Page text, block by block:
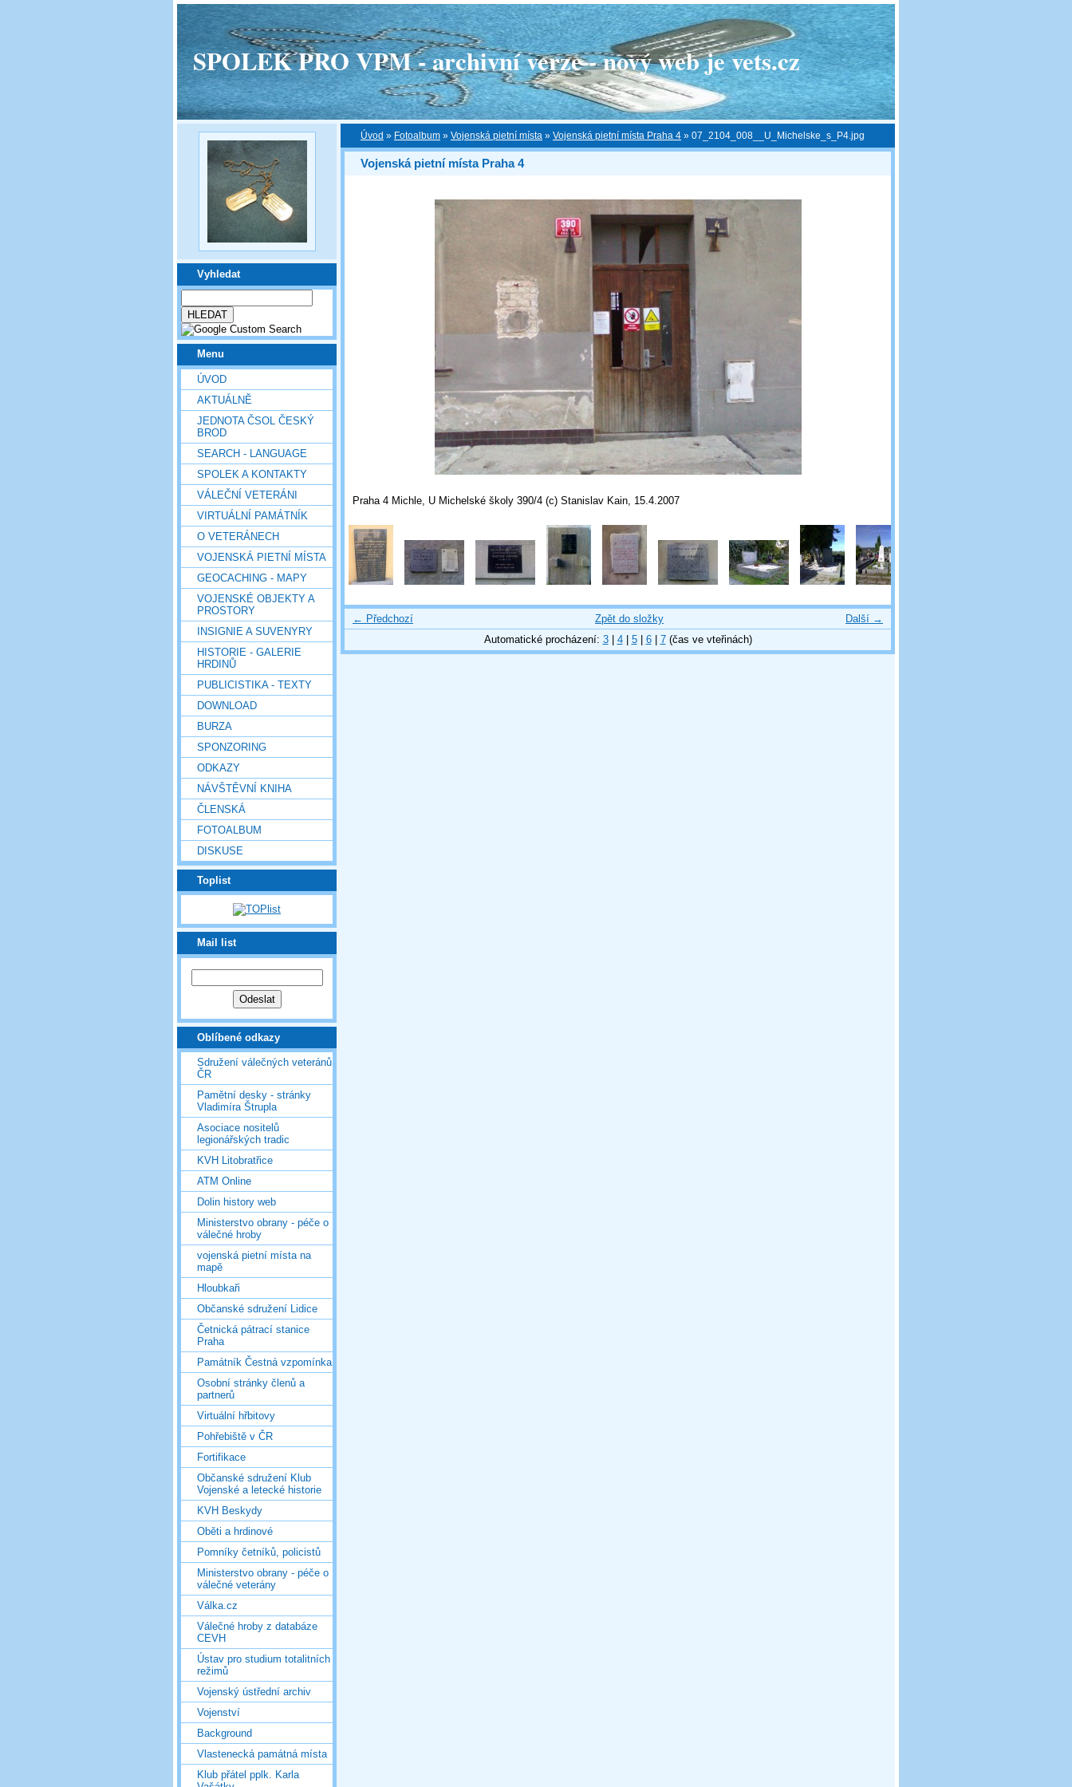
SPOLEK PRO VPM - archivní verze - nový web je vets.cz
Vyhledat
Menu
ÚVOD
AKTUÁLNĚ
JEDNOTA ČSOL ČESKÝ
BROD
SEARCH - LANGUAGE
SPOLEK A KONTAKTY
VÁLEČNÍ VETERÁNI
VIRTUÁLNÍ PAMÁTNÍK
O VETERÁNECH
VOJENSKÁ PIETNÍ MÍSTA
GEOCACHING - MAPY
VOJENSKÉ OBJEKTY A
PROSTORY
INSIGNIE A SUVENYRY
HISTORIE - GALERIE
HRDINŮ
PUBLICISTIKA - TEXTY
DOWNLOAD
BURZA
SPONZORING
ODKAZY
NÁVŠTĚVNÍ KNIHA
ČLENSKÁ
FOTOALBUM
DISKUSE
Toplist
Mail list
Oblíbené odkazy
Sdružení válečných veteránů
ČR
Pamětní desky - stránky
Vladimíra Štrupla
Asociace nositelů
legionářských tradic
KVH Litobratřice
ATM Online
Dolin history web
Ministerstvo obrany - péče o
válečné hroby
vojenská pietní místa na
mapě
Hloubkaři
Občanské sdružení Lidice
Četnická pátrací stanice
Praha
Památník Čestná vzpomínka
Osobní stránky členů a
partnerů
Virtuální hřbitovy
Pohřebiště v ČR
Fortifikace
Občanské sdružení Klub
Vojenské a letecké historie
KVH Beskydy
Oběti a hrdinové
Pomníky četníků, policistů
Ministerstvo obrany - péče o
válečné veterány
Válka.cz
Válečné hroby z databáze
CEVH
Ústav pro studium totalitních
režimů
Vojenský ústřední archiv
Vojenství
Background
Vlastenecká památná místa
Klub přátel pplk. Karla
Úvod » Fotoalbum » Vojenská pietní místa » Vojenská pietní místa Praha 4 » 07_2104_008__U_Michelske_s_P4.jpg
Vojenská pietní místa Praha 4
Praha 4 Michle, U Michelské školy 390/4 (c) Stanislav Kain, 15.4.2007
← Předchozí Další →
Zpět do složky
Automatické procházení: 3| 4| 5| 6| 7(čas ve vteřinách)